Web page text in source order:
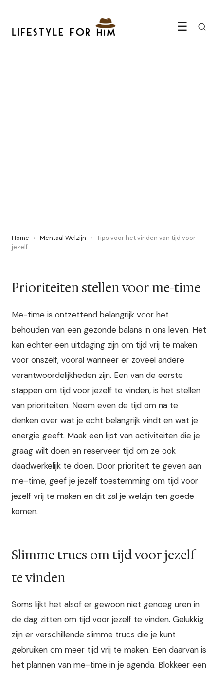
☰
Home › Mentaal Welzijn › Tips voor het vinden van tijd voor
jezelf
Prioriteiten stellen voor me-time
Me-time is ontzettend belangrijk voor het
behouden van een gezonde balans in ons leven. Het
kan echter een uitdaging zijn om tijd vrij te maken
voor onszelf, vooral wanneer er zoveel andere
verantwoordelijkheden zijn. Een van de eerste
stappen om tijd voor jezelf te vinden, is het stellen
van prioriteiten. Neem even de tijd om na te
denken over wat je echt belangrijk vindt en wat je
energie geeft. Maak een lijst van activiteiten die je
graag wilt doen en reserveer tijd om ze ook
daadwerkelijk te doen. Door prioriteit te geven aan
me-time, geef je jezelf toestemming om tijd voor
jezelf vrij te maken en dit zal je welzijn ten goede
komen.
Slimme trucs om tijd voor jezelf
te vinden
Soms lijkt het alsof er gewoon niet genoeg uren in
de dag zitten om tijd voor jezelf te vinden. Gelukkig
zijn er verschillende slimme trucs die je kunt
gebruiken om meer tijd vrij te maken. Een daarvan is
het plannen van me-time in je agenda. Blokkeer een